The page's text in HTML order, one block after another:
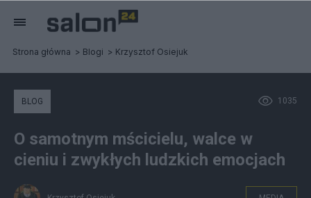
Strona główna Blogi Krzysztof Osiejuk
1035
BLOG
O samotnym mścicielu, walce w
cieniu i zwykłych ludzkich emocjach